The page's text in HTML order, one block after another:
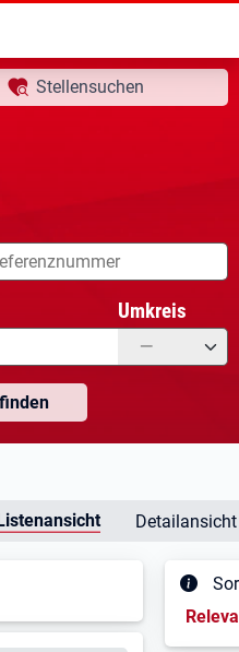
Stellensuchen
Umkreis
—
Detailansicht